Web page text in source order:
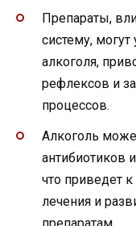
Препараты,
систему,
алкоголя,
рефлексов и
процессов.
Алкоголь
антибиотиков
что приведет
лечения и